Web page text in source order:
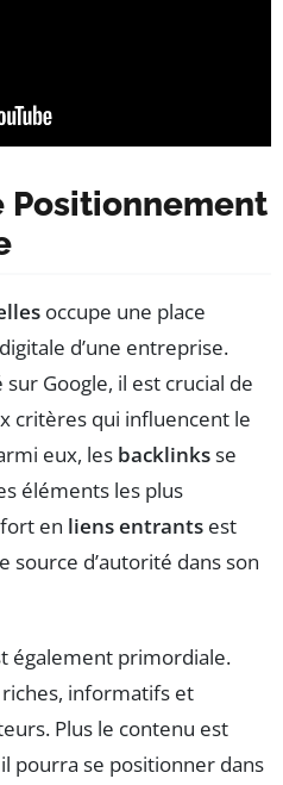
Positionnement
occupe une place
d’une entreprise.
Google, il est crucial de
critères qui influencent le
eux, les backlinksse
éléments les plus
en liens entrants est
d’autorité dans son
également primordiale.
informatifs et
Plus le contenu est
pourra se positionner dans